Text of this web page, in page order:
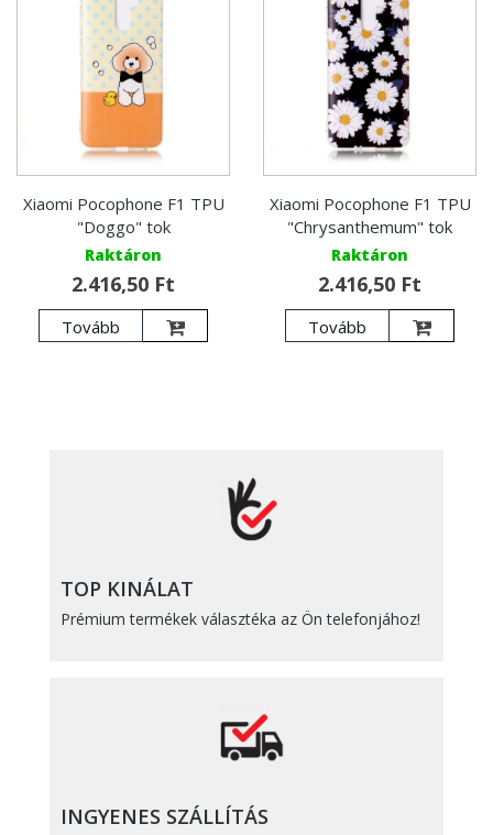
Xiaomi Pocophone F1 TPU
"Doggo" tok
Raktáron
2.416,50 Ft
Tovább
Xiaomi Pocophone F1 TPU
"Chrysanthemum" tok
Raktáron
2.416,50 Ft
Tovább
TOP KINÁLAT
Prémium termékek választéka az Ön telefonjához!
INGYENES SZÁLLÍTÁS